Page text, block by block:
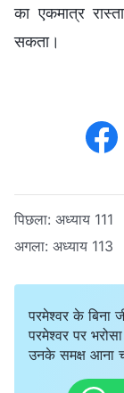
का एकमात्र
सकता।
पिछला: अध्याय 111
अगला: अध्याय 113
परमेश्वर के बिना
परमेश्वर पर
उनके समक्ष आना